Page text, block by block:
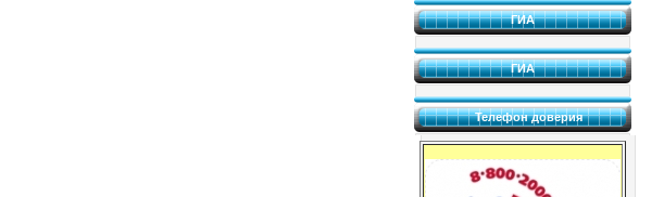
ГИА
ГИА
Телефон доверия